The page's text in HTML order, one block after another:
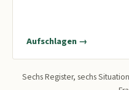
Aufschlagen →
Sechs Register, sechs